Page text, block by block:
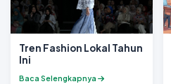
Tren Fashion Lokal Tahun
Ini
Baca Selengkapnya